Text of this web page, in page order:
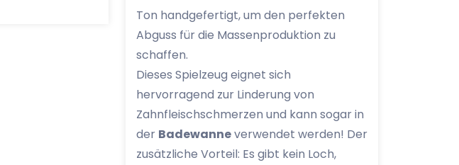
Ton handgefertigt, um den perfekten
Abguss für die Massenproduktion zu
schaffen.
Dieses Spielzeug eignet sich
hervorragend zur Linderung von
Zahnfleischschmerzen und kann sogar in
der Badewanneverwendet werden! Der
zusätzliche Vorteil: Es gibt kein Loch,